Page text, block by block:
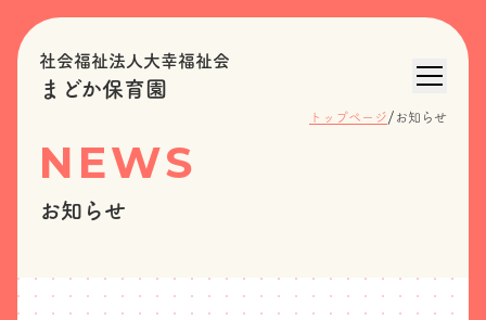
社会福祉法人大幸福祉会
まどか保育園
トップページ/ お知らせ
NEWS
お知らせ